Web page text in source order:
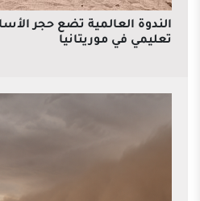
الندوة العالمية تضع حجر
تعليمي في موريتانيا